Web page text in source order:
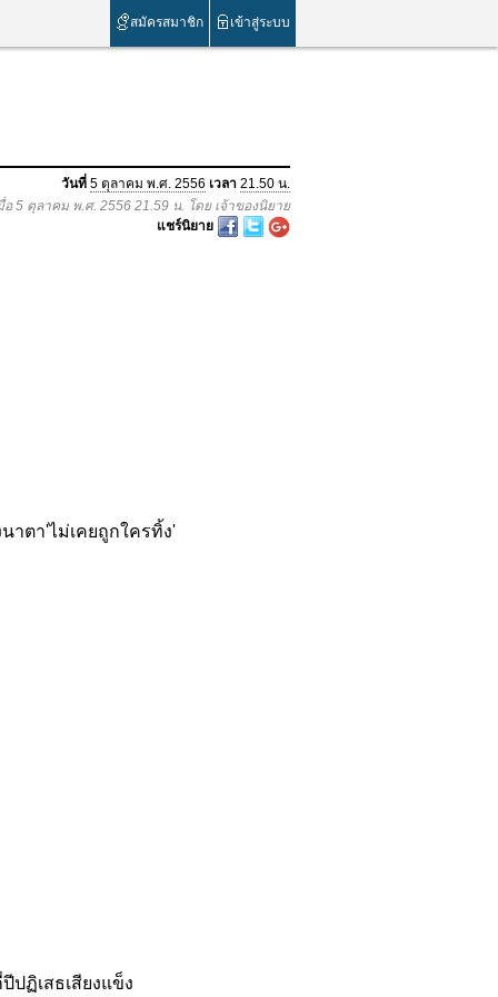
สมัครสมาชิก เข้าสู่ระบบ
วันที่ 5 ตุลาคม พ.ศ. 2556 เวลา 21.50 น.
อ 5 ตุลาคม พ.ศ. 2556 21.59 น. โดย เจ้าของนิยาย
แชร์นิยาย
าตา'ไม่เคยถูกใครทิ้ง'
ปฏิเสธเสียงแข็ง